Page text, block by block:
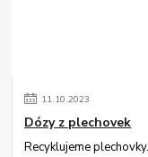
11.10.2023
Dózy z plechovek
Recyklujeme